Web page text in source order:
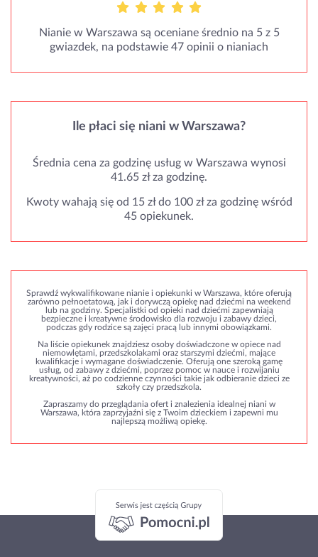
Nianie w Warszawa są oceniane średnio na 5 z 5
gwiazdek, na podstawie 47 opinii o nianiach
Ile płaci się niani w Warszawa?
Średnia cena za godzinę usług w Warszawa wynosi
41.65 zł za godzinę.
Kwoty wahają się od 15 zł do 100 zł za godzinę wśród
45 opiekunek.
Sprawdź wykwalifikowane nianie i opiekunki w Warszawa, które oferują
zarówno pełnoetatową, jak i dorywczą opiekę nad dziećmi na weekend
lub na godziny. Specjalistki od opieki nad dziećmi zapewniają
bezpieczne i kreatywne środowisko dla rozwoju i zabawy dzieci,
podczas gdy rodzice są zajęci pracą lub innymi obowiązkami.
Na liście opiekunek znajdziesz osoby doświadczone w opiece nad
niemowlętami, przedszkolakami oraz starszymi dziećmi, mające
kwalifikacje i wymagane doświadczenie. Oferują one szeroką gamę
usług, od zabawy z dziećmi, poprzez pomoc w nauce i rozwijaniu
kreatywności, aż po codzienne czynności takie jak odbieranie dzieci ze
szkoły czy przedszkola.
Zapraszamy do przeglądania ofert i znalezienia idealnej niani w
Warszawa, która zaprzyjaźni się z Twoim dzieckiem i zapewni mu
najlepszą możliwą opiekę.